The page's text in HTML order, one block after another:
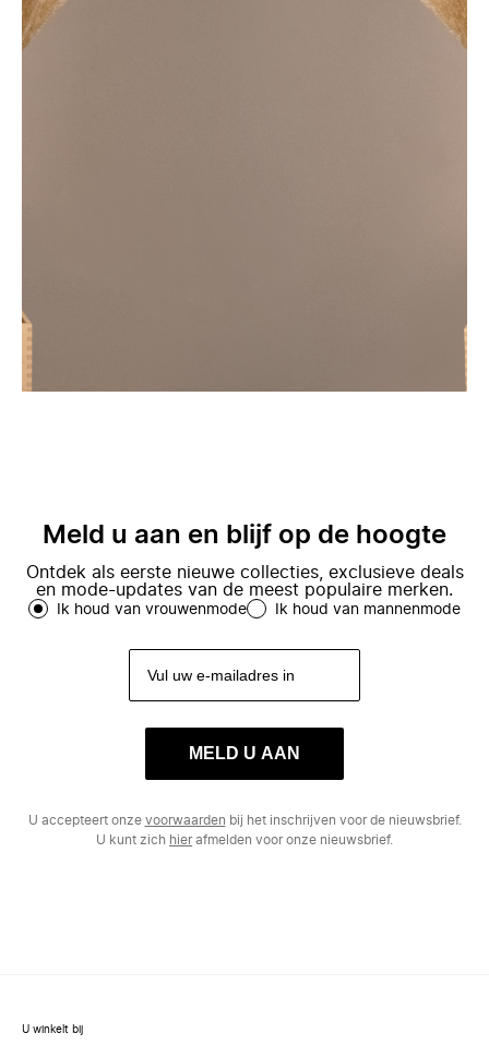
Meld u aan en blijf op de hoogte
Ontdek als eerste nieuwe collecties, exclusieve deals
en mode-updates van de meest populaire merken.
Ik houd van vrouwenmode Ik houd van mannenmode
MELD U AAN
U accepteert onze voorwaarden bij het inschrijven voor de nieuwsbrief.
U kunt zich hierafmelden voor onze nieuwsbrief.
U winkelt bij